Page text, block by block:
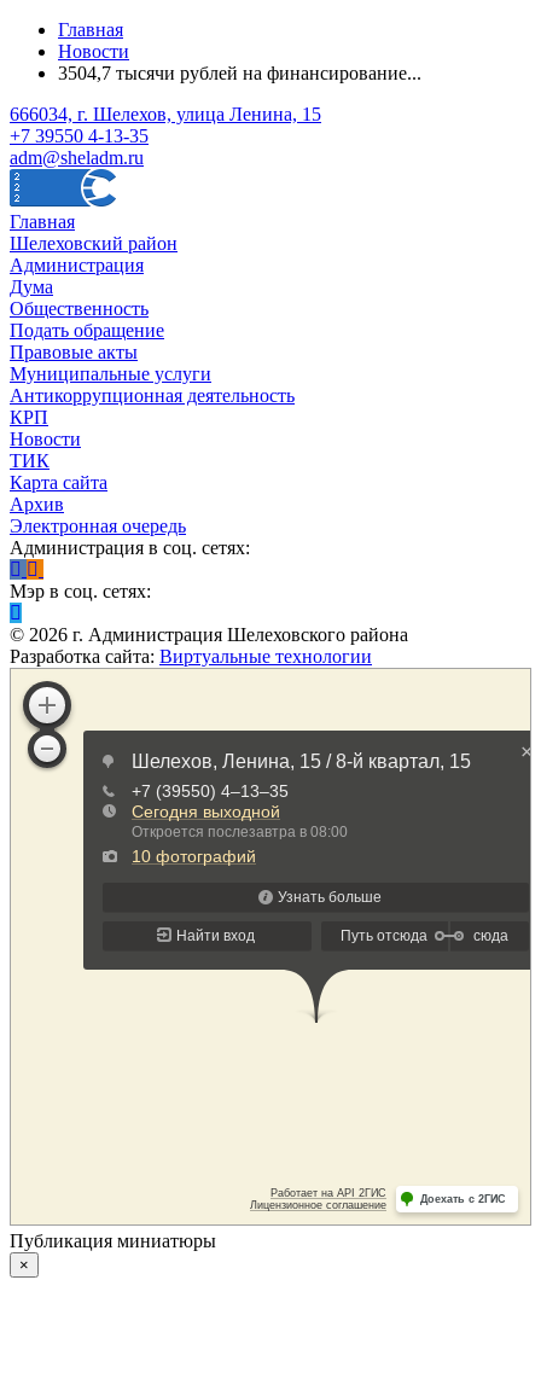
Главная
Новости
3504,7 тысячи рублей на финансирование...
666034, г. Шелехов, улица Ленина, 15
+7 39550 4-13-35
adm@sheladm.ru
Главная
Шелеховский район
Администрация
Дума
Общественность
Подать обращение
Правовые акты
Муниципальные услуги
Антикоррупционная деятельность
КРП
Новости
ТИК
Карта сайта
Архив
Электронная очередь
Администрация в соц. сетях:
Мэр в соц. сетях:
© 2026 г. Администрация Шелеховского района
Разработка сайта: Виртуальные технологии
Публикация миниатюры
×